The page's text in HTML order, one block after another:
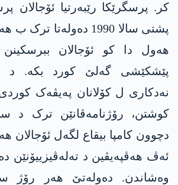
کر. پرسگرێکا رێبەرتیا ئۆجالان
پشتی سالا 1990 دەولەتا
ھەول دا کو ئۆجالان
پێشکێشی گەلێ کورد بکە. د
نەدکاری ل کۆلانان پەیڤەک
دچوون کامپا بیقاع لگەل ئۆجالان
ئەڤ ھەڤپەیڤین د تەلەڤیزییۆنێن
وەشاندن. دەولەتێ ھەر رۆژ